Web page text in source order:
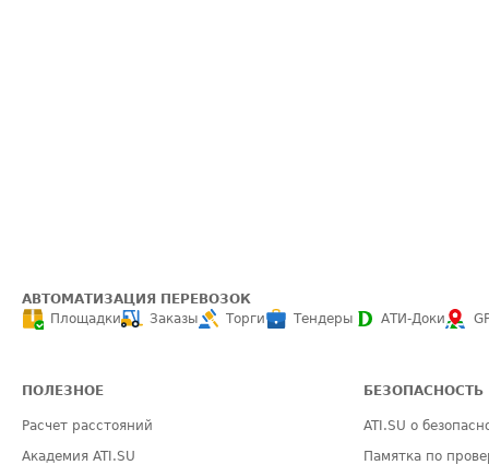
АВТОМАТИЗАЦИЯ ПЕРЕВОЗОК
Площадки
Заказы Торги Тендеры АТИ-Доки
ПОЛЕЗНОЕ
Расчет расстояний
Академия ATI.SU
БЕЗОПАСНОСТЬ
ATI.SU о
Памятка по